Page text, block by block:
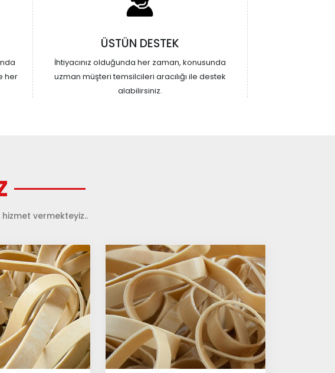
her
ÜSTÜN DESTEK
İhtiyacınız olduğunda her zaman, konusunda
uzman müşteri temsilcileri aracılığı ile destek
alabilirsiniz.
vermekteyiz..